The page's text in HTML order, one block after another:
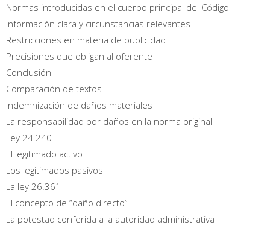
Normas introducidas en el cuerpo principal del Código
Información clara y circunstancias relevantes
Restricciones en materia de publicidad
Precisiones que obligan al oferente
Conclusión
Comparación de textos
Indemnización de daños materiales
La responsabilidad por daños en la norma original
Ley 24.240
El legitimado activo
Los legitimados pasivos
La ley 26.361
El concepto de “daño directo”
La potestad conferida a la autoridad administrativa